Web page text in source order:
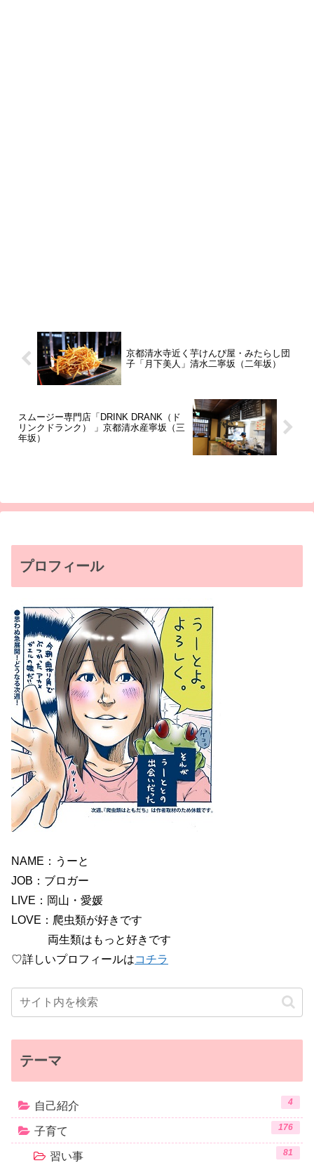
京都清水寺近く芋けんぴ屋・みたらし団
子「月下美人」清水二寧坂（二年坂）
スムージー専門店「DRINK DRANK（ド
リンクドランク） 」京都清水産寧坂（三
年坂）
プロフィール
NAME：うーと
JOB：ブロガー
LIVE：岡山・愛媛
LOVE：爬虫類が好きです
両生類はもっと好きです
♡詳しいプロフィールはコチラ
テーマ
自己紹介 4
子育て 176
習い事 81